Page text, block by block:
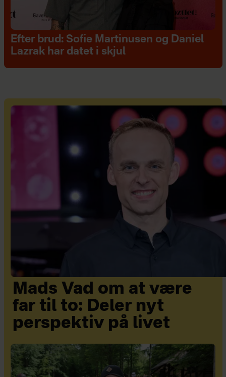
Efter brud: Sofie Martinusen og Daniel
Lazrak har datet i skjul
Mads Vad om at være
far til to: Deler nyt
perspektiv på livet